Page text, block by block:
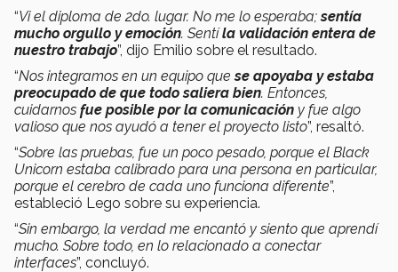
“Vi el diploma de 2do. lugar. No me lo esperaba;sentía
mucho orgullo y emoción. Sentíla validación entera de
nuestro trabajo”, dijo Emilio sobre el resultado.
“Nos integramos en un equipo quese apoyaba y estaba
preocupado de que todo saliera bien. Entonces,
cuidarnos fue posible por la comunicación y fue algo
valioso que nos ayudó a tener el proyecto listo”, resaltó.
“Sobre las pruebas, fue un poco pesado, porque el Black
Unicorn estaba calibrado para una persona en particular,
porque el cerebro de cada uno funciona diferente”,
estableció Lego sobre su experiencia.
“Sin embargo, la verdad me encantó y siento que aprendí
mucho. Sobre todo, en lo relacionado a conectar
interfaces”, concluyó.